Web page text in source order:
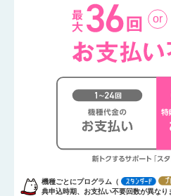
機種ごとにプログラム（
典申込時期、お支払い不要回数が異なり